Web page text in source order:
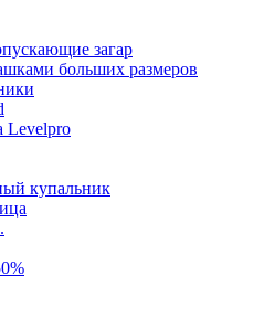
загар
больших размеров
Levelpro
купальник